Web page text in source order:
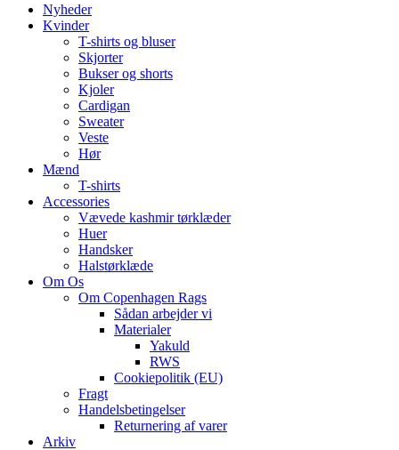
Nyheder
Kvinder
T-shirts og bluser
Skjorter
Bukser og shorts
Kjoler
Cardigan
Sweater
Veste
Hør
Mænd
T-shirts
Accessories
Vævede kashmir tørklæder
Huer
Handsker
Halstørklæde
Om Os
Om Copenhagen Rags
Sådan arbejder vi
Materialer
Yakuld
RWS
Cookiepolitik (EU)
Fragt
Handelsbetingelser
Returnering af varer
Arkiv